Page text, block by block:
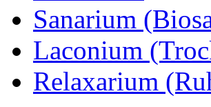
Sanarium
Laconium
Relaxarium